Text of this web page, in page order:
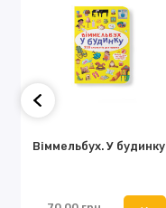
Віммельбух. У будинку